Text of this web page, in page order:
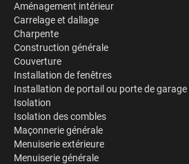
Aménagement intérieur
Carrelage et dallage
Charpente
Construction générale
Couverture
Installation de fenêtres
Installation de portail ou porte de garage
Isolation
Isolation des combles
Maçonnerie générale
Menuiserie extérieure
Menuiserie générale